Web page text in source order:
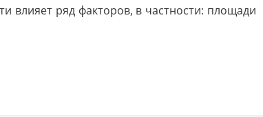
влияет ряд факторов, в частности: площади